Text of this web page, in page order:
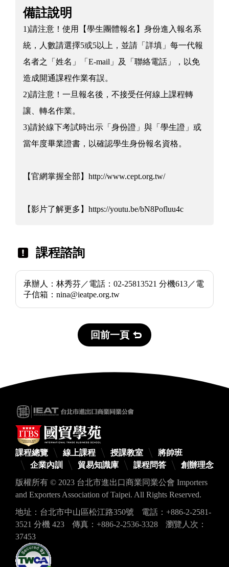
備註說明
1)請注意！使用【學生團體報名】身份進入報名系
統，人數請選擇5或5以上，並請「詳填」每一代報
名者之「姓名」「E-mail」及「聯絡電話」，以免
造成開通課程作業有誤。
2)請注意！一旦報名後，不接受任何線上課程轉
讓、轉名作業。
3)請於線下考試時出示「身份證」與「學生證」或
當年度畢業證書，以確認學生身份報名資格。
【官網掌握全部】http://www.cept.org.tw/
【影片了解更多】https://youtu.be/bN8Pofluu4c
課程諮詢
承辦人：林秀芬／電話：02-25813521 分機613／電
子信箱：nina@ieatpe.org.tw
回前一頁
課程總覽 線上課程 授課教室
將帥班
企業內訓
貿易知識庫 課程問答
創辦理念
版權所有 © 2023 台北市進出口商業同業公會 Importers
and Exporters Association of Taipei. All Rights Reserved.
地址：台北市中山區松江路350號
電話：+886-2-2581-
3521 分機 423
傳真：+886-2-2536-3328
瀏覽人次：
37453